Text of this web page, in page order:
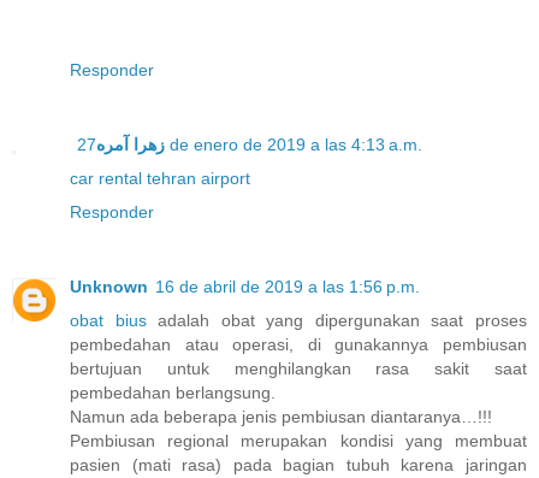
Responder
زهرا آمره 27 de enero de 2019 a las 4:13 a.m.
car rental tehran airport
Responder
Unknown 16 de abril de 2019 a las 1:56 p.m.
obat biusadalah obat yang dipergunakan saat proses
pembedahan atau operasi, di gunakannya pembiusan
bertujuan untuk menghilangkan rasa sakit saat
pembedahan berlangsung.
Namun ada beberapa jenis pembiusan diantaranya…!!!
Pembiusan regional merupakan kondisi yang membuat
pasien (mati rasa) pada bagian tubuh karena jaringan